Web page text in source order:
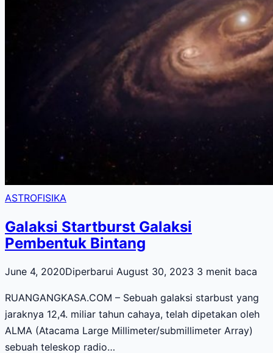
ASTROFISIKA
Galaksi Startburst Galaksi
Pembentuk Bintang
June 4, 2020Diperbarui August 30, 2023 3 menit baca
RUANGANGKASA.COM – Sebuah galaksi starbust yang
jaraknya 12,4. miliar tahun cahaya, telah dipetakan oleh
ALMA (Atacama Large Millimeter/submillimeter Array)
sebuah teleskop radio…